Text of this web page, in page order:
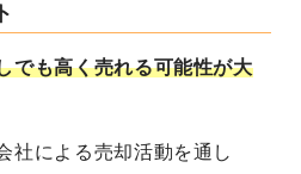
でも高く売れる可能性が大
社による売却活動を通し